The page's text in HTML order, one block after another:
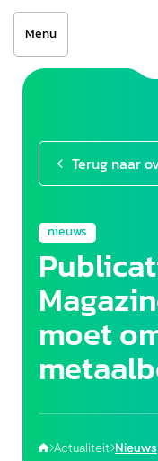
Menu
Terug naar
nieuws
moet
Actualiteit Nieuws